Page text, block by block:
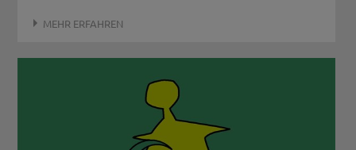
MEHR ERFAHREN